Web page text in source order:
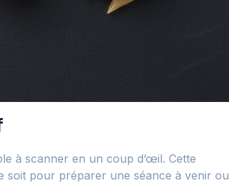
à scanner en un coup d’œil. Cette
soit pour préparer une séance à venir ou